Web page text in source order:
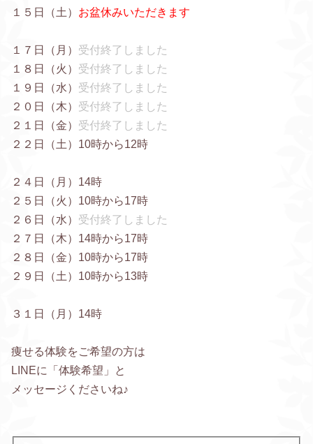
１５日（土） お盆休みいただきます
１７日（月） 受付終了しました
１８日（火） 受付終了しました
１９日（水） 受付終了しました
２０日（木） 受付終了しました
２１日（金） 受付終了しました
２２日（土）10時から12時
２４日（月）14時
２５日（火）10時から17時
２６日（水） 受付終了しました
２７日（木）14時から17時
２８日（金）10時から17時
２９日（土）10時から13時
３１日（月）14時
痩せる体験をご希望の方は
LINEに「体験希望」と
メッセージくださいね♪